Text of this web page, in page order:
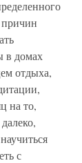
причин
в домах
отдыха,
на то,
с